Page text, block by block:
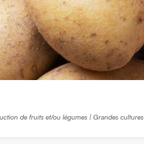
de fruits et/ou légumes | Grandes cultures